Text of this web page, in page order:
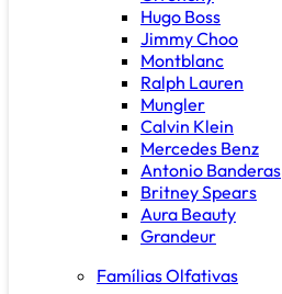
Hugo Boss
Jimmy Choo
Montblanc
Ralph Lauren
Mungler
Calvin Klein
Mercedes Benz
Antonio Banderas
Britney Spears
Aura Beauty
Grandeur
Famílias Olfativas